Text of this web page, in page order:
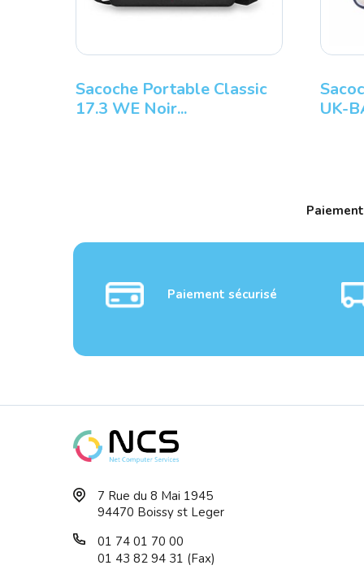
Sacoche Portable Classic
17.3 WE Noir...
UK-
Sacoche Pour Portable 17
TOP LOADING ...
Paiement sécurisé
7 Rue du 8 Mai 1945
94470 Boissy st Leger
01 74 01 70 00
01 43 82 94 31 (Fax)